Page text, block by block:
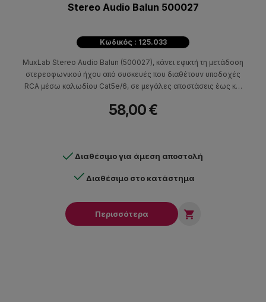
Stereo Audio Balun 500027
Κωδικός : 125.033
MuxLab Stereo Audio Balun (500027), κάνει εφικτή τη μετάδοση
στερεοφωνικού ήχου από συσκευές που διαθέτουν υποδοχές
RCA μέσω καλωδίου Cat5e/6, σε μεγάλες αποστάσεις έως και
58,00 €
Διαθέσιμο για άμεση αποστολή
Διαθέσιμο στο κατάστημα
Περισσότερα 